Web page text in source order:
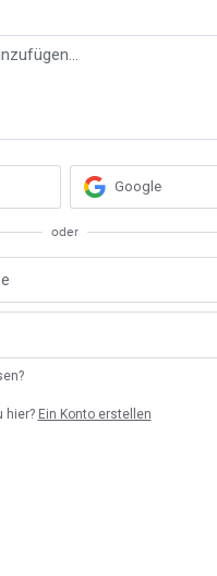
Google
oder
hier? Ein Konto erstellen